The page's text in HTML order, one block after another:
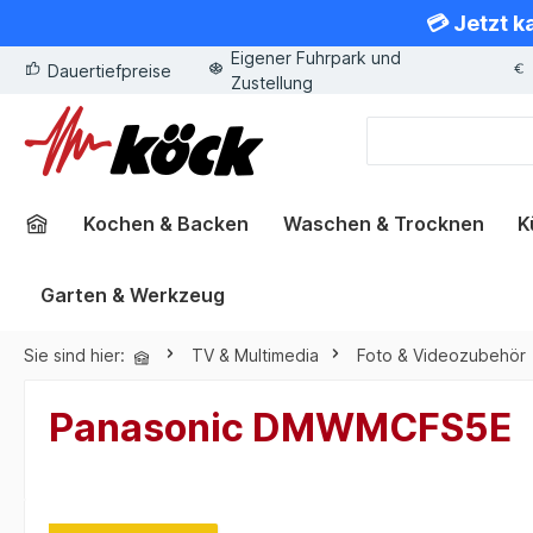
💳 Jetzt
Dauertiefpreise
Eigener Fuhrpark und
Zustellung
Kochen & Backen Waschen & Trocknen
Garten & Werkzeug
Sie sind hier: TV & Multimedia Foto & Videozubehör
Panasonic DMWMCFS5E